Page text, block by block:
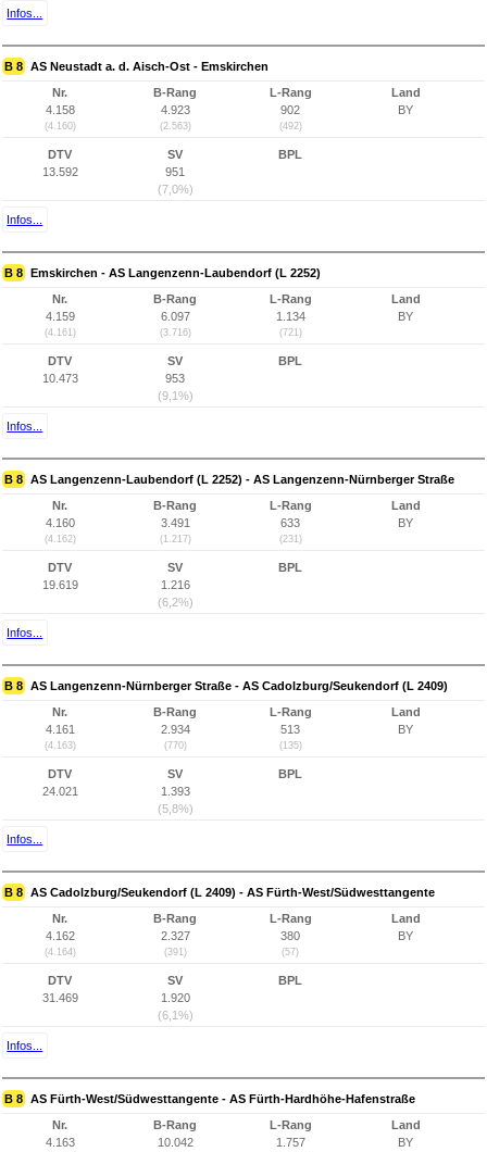
Infos...
B 8 AS Neustadt a. d. Aisch-Ost - Emskirchen
Nr.
4.158
(4.160)
B-Rang
4.923
(2.563)
L-Rang
902
(492)
Land
BY
DTV
13.592
SV
951
(7,0%)
BPL
Infos...
B 8 Emskirchen - AS Langenzenn-Laubendorf (L 2252)
Nr.
4.159
(4.161)
B-Rang
6.097
(3.716)
L-Rang
1.134
(721)
Land
BY
DTV
10.473
SV
953
(9,1%)
BPL
Infos...
B 8 AS Langenzenn-Laubendorf (L 2252) - AS Langenzenn-Nürnberger Straße
Nr.
4.160
(4.162)
B-Rang
3.491
(1.217)
L-Rang
633
(231)
Land
BY
DTV
19.619
SV
1.216
(6,2%)
BPL
Infos...
B 8 AS Langenzenn-Nürnberger Straße - AS Cadolzburg/Seukendorf (L 2409)
Nr.
4.161
(4.163)
B-Rang
2.934
(770)
L-Rang
513
(135)
Land
BY
DTV
24.021
SV
1.393
(5,8%)
BPL
Infos...
B 8 AS Cadolzburg/Seukendorf (L 2409) - AS Fürth-West/Südwesttangente
Nr.
4.162
(4.164)
B-Rang
2.327
(391)
L-Rang
380
(57)
Land
BY
DTV
31.469
SV
1.920
(6,1%)
BPL
Infos...
B 8 AS Fürth-West/Südwesttangente - AS Fürth-Hardhöhe-Hafenstraße
Nr.
4.163
B-Rang
10.042
L-Rang
1.757
Land
BY